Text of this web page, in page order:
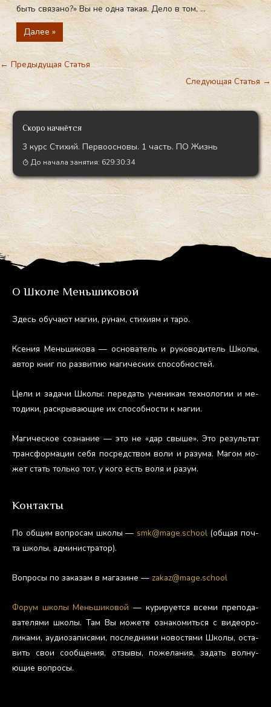
быть связано?» Вы не одна такая. Дело в том, ...
Далее »
←Предыдущая Статья
Следующая Статья→
Скоро начнётся
3 курс Стихий. Первоосновы. 1 часть. ПО Жизнь
До начала занятия: 629:30:32
О Школе Меньшиковой
Здесь обу­ча­ют ма­гии, ру­нам, сти­хи­ям и та­ро.
Ксе­ния Мень­ши­кова — ос­но­ватель и ру­ково­дитель Шко­лы,
ав­тор книг по раз­ви­тию ма­гичес­ких спо­соб­ностей.
Це­ли и за­дачи Шко­лы: пе­редать уче­никам тех­но­логии и ме­
тоди­ки, рас­кры­ва­ющие их спо­соб­ности к ма­гии.
Ма­гичес­кое соз­на­ние — это не «дар свы­ше». Это ре­зуль­тат
тран­сфор­ма­ции се­бя пос­редс­твом во­ли и ра­зума. Ма­гом мо­
жет стать толь­ко тот, у ко­го есть во­ля и ра­зум.
Контакты
По об­щим воп­ро­сам шко­лы — smk@mage.school(об­щая поч­
та шко­лы, ад­ми­нис­тра­тор).
Воп­ро­сы по за­казам в ма­гази­не — zakaz@mage.school
Фо­рум шко­лы Мень­ши­ковой — ку­риру­ет­ся все­ми пре­пода­
вате­лями шко­лы. Там Вы мо­жете оз­на­комить­ся с ви­де­оро­
лика­ми, а­уди­оза­пися­ми, пос­ледни­ми но­вос­тя­ми Шко­лы, ос­та­
вить свои со­об­ще­ния, от­зы­вы, по­жела­ния, за­дать вол­ну­
ющие воп­ро­сы.